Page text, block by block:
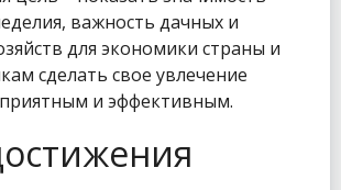
важность дачных и
для экономики страны и
сделать свое увлечение
и эффективным.